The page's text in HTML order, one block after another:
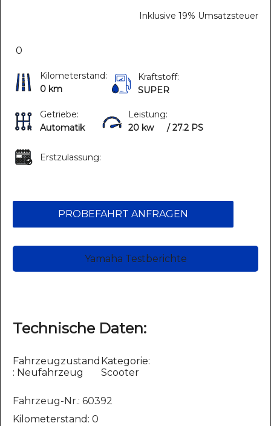
Inklusive 19% Umsatzsteuer
0
Kilometerstand:
0 km
Kraftstoff:
SUPER
Getriebe:
Automatik
Leistung:
20 kw
/ 27.2 PS
Erstzulassung:
PROBEFAHRT ANFRAGEN
Yamaha Testberichte
Technische Daten:
Fahrzeugzustand
: Neufahrzeug
Kategorie:
Scooter
Fahrzeug-Nr.: 60392
Kilometerstand: 0